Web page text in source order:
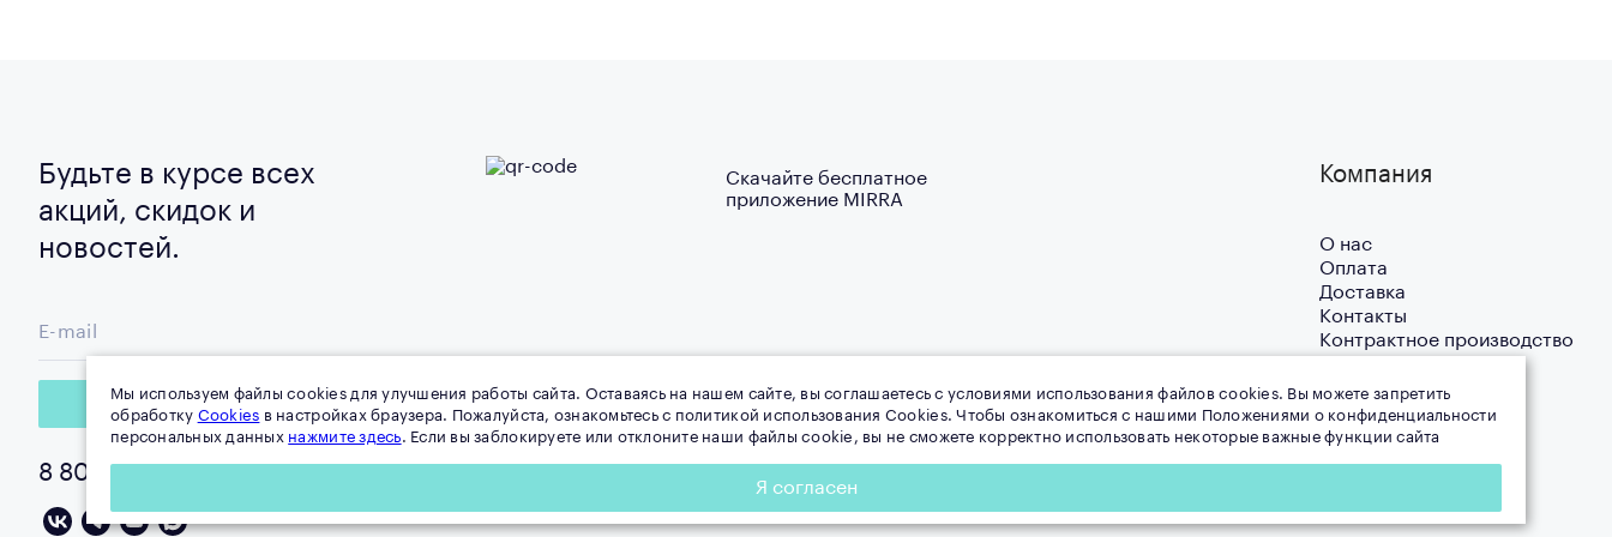
Будьте в курсе всех
акций, скидок и
новостей.
E-mail
Подписаться
8 800 100-0-178
Скачайте бесплатное
приложение MIRRA
Компания
О нас
Оплата
Доставка
Контакты
Контрактное производство
Новости
Блог
Мы используем файлы cookies для улучшения работы сайта. Оставаясь на нашем сайте, вы соглашаетесь с условиями использования файлов cookies. Вы можете запретить
обработку Cookies в настройках браузера. Пожалуйста, ознакомьтесь с политикой использования Cookies. Чтобы ознакомиться с нашими Положениями о конфиденциальности
персональных данных нажмите здесь. Если вы заблокируете или отклоните наши файлы cookie, вы не сможете корректно использовать некоторые важные функции сайта
Я согласен